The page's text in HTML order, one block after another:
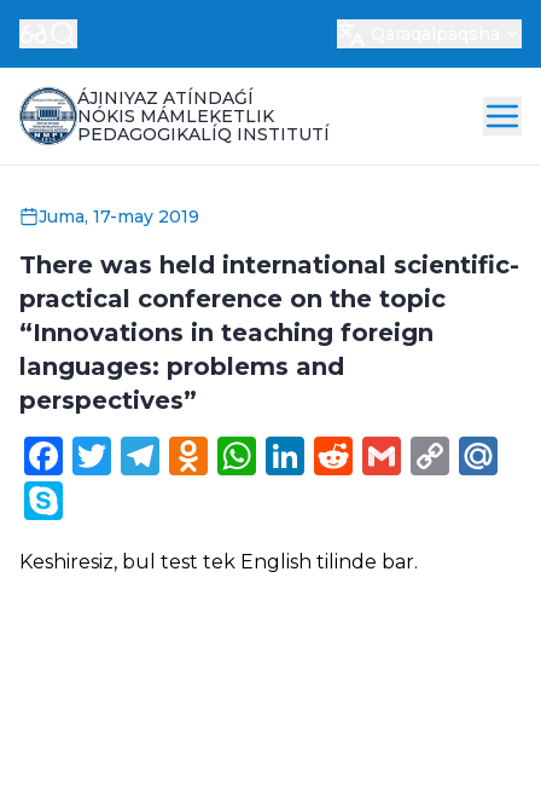
ÁJINIYAZ ATÍNDAǴÍ
NÓKIS MÁMLEKETLIK
PEDAGOGIKALÍQ INSTITUTÍ
Juma, 17-may 2019
There was held international scientific-
practical conference on the topic
“Innovations in teaching foreign
languages: problems and
perspectives”
Facebook
Twitter
Telegram
Odnoklassniki
WhatsApp
LinkedIn
Reddit
Gmail
Keshiresiz, bul test tek English tilinde bar.